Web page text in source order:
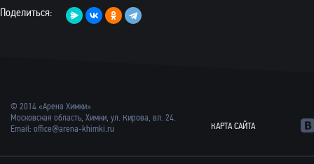
Поделиться:
© 2014 «Арена Химки»
Московская область, Химки, ул. Кирова, вл. 24.
Email: office@arena-khimki.ru КАРТА САЙТА